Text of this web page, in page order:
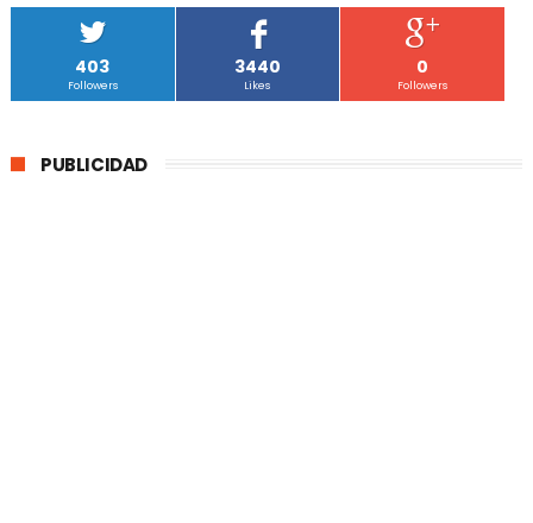
403
Followers
3440
Likes
0
Followers
PUBLICIDAD